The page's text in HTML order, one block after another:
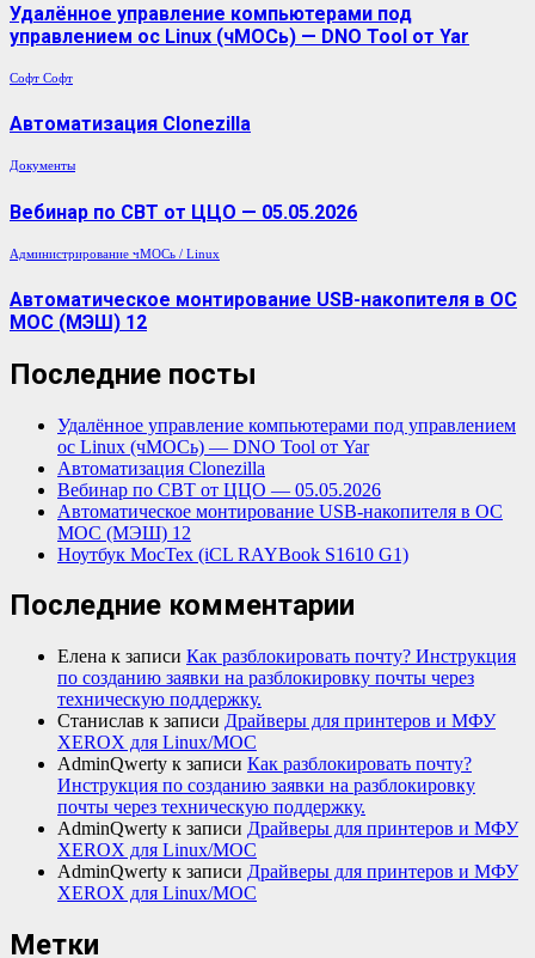
Удалённое управление компьютерами под
управлением ос Linux (чМОСь) — DNO Tool от Yar
Софт Софт
Автоматизация Clonezilla
Документы
Вебинар по СВТ от ЦЦО — 05.05.2026
Администрирование чМОСь / Linux
Автоматическое монтирование USB-накопителя в ОС
МОС (МЭШ) 12
Последние посты
Удалённое управление компьютерами под управлением
ос Linux (чМОСь) — DNO Tool от Yar
Автоматизация Clonezilla
Вебинар по СВТ от ЦЦО — 05.05.2026
Автоматическое монтирование USB-накопителя в ОС
МОС (МЭШ) 12
Ноутбук МосТех (iCL RAYBook S1610 G1)
Последние комментарии
Елена к записи Как разблокировать почту? Инструкция
по созданию заявки на разблокировку почты через
техническую поддержку.
Станислав к записи Драйверы для принтеров и МФУ
XEROX для Linux/МОС
AdminQwerty к записи Как разблокировать почту?
Инструкция по созданию заявки на разблокировку
почты через техническую поддержку.
AdminQwerty к записи Драйверы для принтеров и МФУ
XEROX для Linux/МОС
AdminQwerty к записи Драйверы для принтеров и МФУ
XEROX для Linux/МОС
Метки